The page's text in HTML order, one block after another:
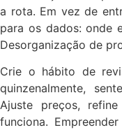
a rota. Em vez de
para os dados: onde
Desorganização de
Crie o hábito de
quinzenalmente,
Ajuste preços,
funciona.